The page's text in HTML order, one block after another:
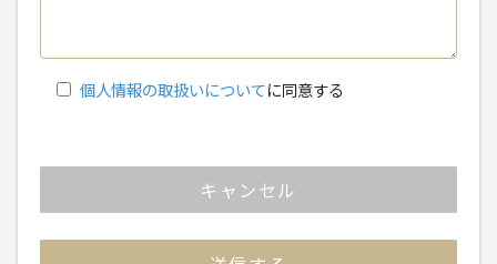
個人情報の取扱いについてに同意する
キャンセル